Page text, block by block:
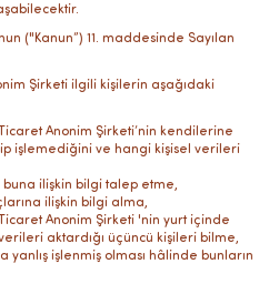
("Kanun”) 11. maddesinde Sayılan
Şirketi ilgili kişilerin aşağıdaki
Anonim Şirketi’nin kendilerine
işlemediğini ve hangi kişisel verileri
buna ilişkin bilgi talep etme,
ilişkin bilgi alma,
Anonim Şirketi 'nin yurt içinde
aktardığı üçüncü kişileri bilme,
yanlış işlenmiş olması hâlinde bunların